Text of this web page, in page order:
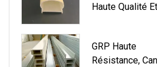
Haute Qualité Et
GRP
GRP Haute
Résistance,